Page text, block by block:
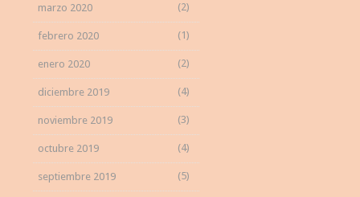
marzo 2020 (2)
febrero 2020 (1)
enero 2020 (2)
diciembre 2019 (4)
noviembre 2019 (3)
octubre 2019 (4)
septiembre 2019 (5)